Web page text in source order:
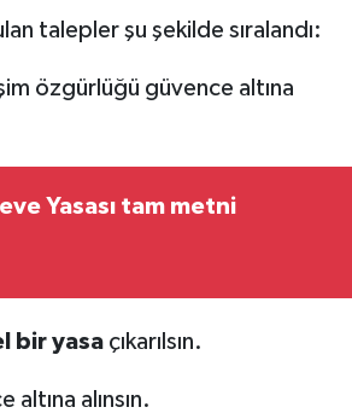
talepler şu şekilde sıralandı:
özgürlüğü güvence altına
Yasası tam metni
bir yasaçıkarılsın.
alınsın.